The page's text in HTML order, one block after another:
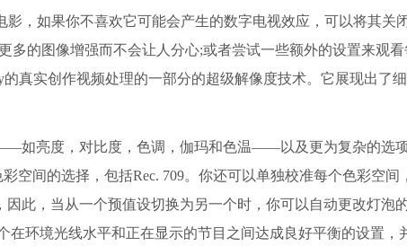
，如果你不喜欢它可能会产生的数字电视效应，可以将其关
多的图像增强而不会让人分心;或者尝试一些额外的设置来观看
真实创作视频处理的一部分的超级解像度技术。它展现出了
亮度，对比度，色调，伽玛和色温——以及更为复杂的选项
空间的选择，包括Rec. 709。你还可以单独校准每个色彩空间
因此，当从一个预值设切换为另一个时，你可以自动更改灯泡
在环境光线水平和正在显示的节目之间达成良好平衡的设置，